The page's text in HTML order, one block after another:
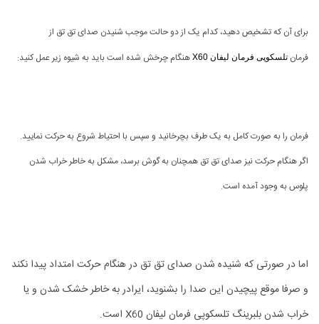
برای آن که تشخیص دهید، کدام یک از دو حالت موجب شنیدن صدای تق تق از
فرمان تلسکوپی فرمان لیفان X60 هنگام چرخش شده است باید به شیوه زیر عمل کنید:
فرمان را به صورت کامل به یک طرف بچرخانید و سپس با احتیاط شروع به حرکت نمایید.
اگر هنگام حرکت نیز صدای تق تق همچنان به گوش برسد، مشکل به خاطر خراب شدن
پلوس به وجود آمده است.
اما در صورتی که شنیده شدن صدای تق تق در هنگام حرکت امتداد پیدا نکند
و صرفا موقع پیچیدن این صدا را بشنوید، ایرادر به خاطر خشک شدن و یا
خراب شدن بلبرینگ تلسکوپی فرمان لیفان X60 است.